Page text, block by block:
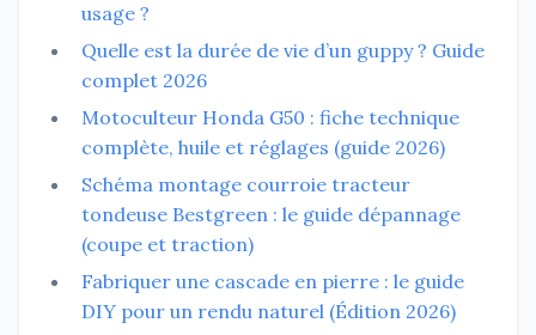
usage ?
Quelle est la durée de vie d’un guppy ? Guide
complet 2026
Motoculteur Honda G50 : fiche technique
complète, huile et réglages (guide 2026)
Schéma montage courroie tracteur
tondeuse Bestgreen : le guide dépannage
(coupe et traction)
Fabriquer une cascade en pierre : le guide
DIY pour un rendu naturel (Édition 2026)